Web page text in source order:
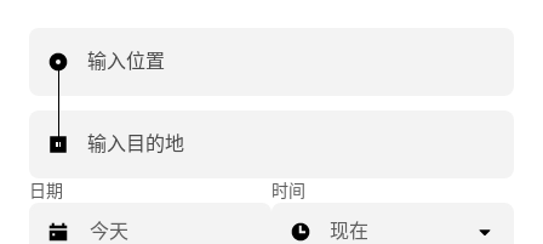
输入位置
输入目的地
日期 时间
现在